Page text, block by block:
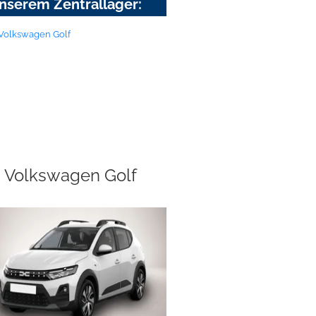
Zentrallager:
Volkswagen Golf